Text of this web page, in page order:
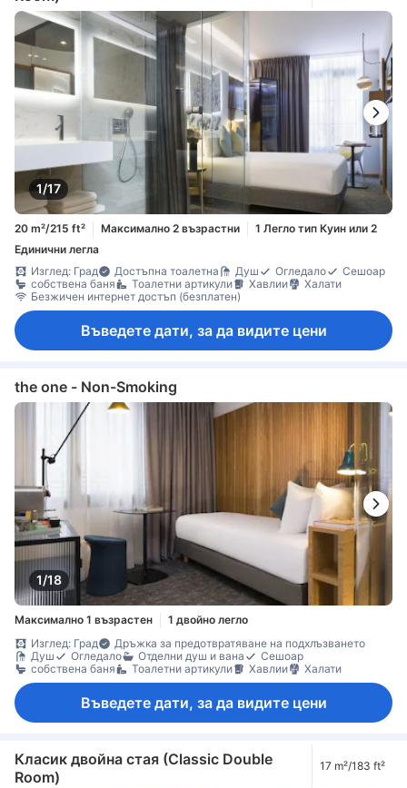
1/17
20 m²/215 ft² Максимално 2 възрастни
1 Легло тип Куин или 2
Единични легла
Изглед: Град
Достъпна тоалетна Душ Огледало
Сешоар
собствена баня
Тоалетни артикули Хавлии
Халати
Безжичен интернет достъп (безплатен)
Въведете дати, за да видите цени
the one - Non-Smoking
1/18
Максимално 1 възрастен
1 двойно легло
Изглед: Град
Дръжка за предотвратяване на подхлъзването
Душ
Огледало Отделни душ и вана
Сешоар
собствена баня
Тоалетни артикули Хавлии Халати
Въведете дати, за да видите цени
Класик двойна стая (Classic Double
Room)
17 m²/183 ft²